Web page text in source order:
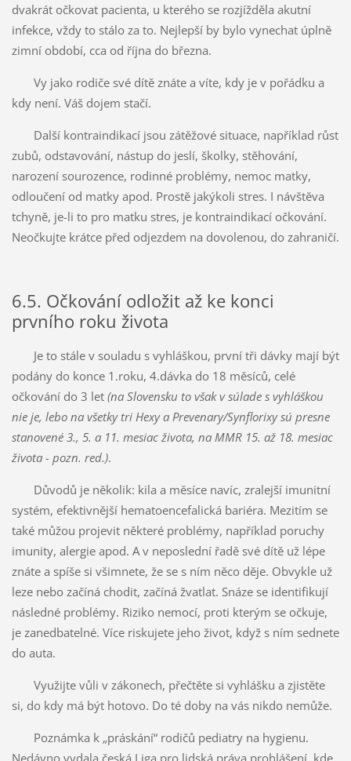
dvakrát očkovat pacienta, u kterého se rozjížděla akutní
infekce, vždy to stálo za to. Nejlepší by bylo vynechat úplně
zimní období, cca od října do března.
Vy jako rodiče své dítě znáte a víte, kdy je v pořádku a
kdy není. Váš dojem stačí.
Další kontraindikací jsou zátěžové situace, například růst
zubů, odstavování, nástup do jeslí, školky, stěhování,
narození sourozence, rodinné problémy, nemoc matky,
odloučení od matky apod. Prostě jakýkoli stres. I návštěva
tchyně, je-li to pro matku stres, je kontraindikací očkování.
Neočkujte krátce před odjezdem na dovolenou, do zahraničí.
6.5. Očkování odložit až ke konci
prvního roku života
Je to stále v souladu s vyhláškou, první tři dávky mají být
podány do konce 1.roku, 4.dávka do 18 měsíců, celé
očkování do 3 let (na Slovensku to však v súlade s vyhláškou
nie je, lebo na všetky tri Hexy a Prevenary/Synflorixy sú presne
stanovené 3., 5. a 11. mesiac života, na MMR 15. až 18. mesiac
života - pozn. red.).
Důvodů je několik: kila a měsíce navíc, zralejší imunitní
systém, efektivnější hematoencefalická bariéra. Mezitím se
také můžou projevit některé problémy, například poruchy
imunity, alergie apod. A v neposlední řadě své dítě už lépe
znáte a spíše si všimnete, že se s ním něco děje. Obvykle už
leze nebo začíná chodit, začíná žvatlat. Snáze se identifikují
následné problémy. Riziko nemocí, proti kterým se očkuje,
je zanedbatelné. Více riskujete jeho život, když s ním sednete
do auta.
Využijte vůli v zákonech, přečtěte si vyhlášku a zjistěte
si, do kdy má být hotovo. Do té doby na vás nikdo nemůže.
Poznámka k „práskání“ rodičů pediatry na hygienu.
Nedávno vydala česká Liga pro lidská práva prohlášení, kde